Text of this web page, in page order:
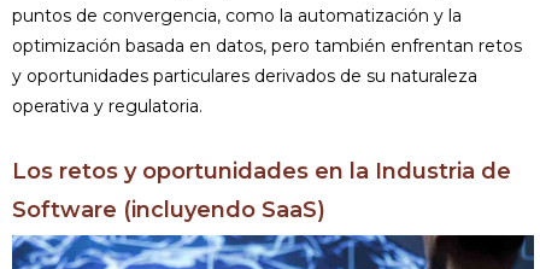
puntos de convergencia, como la automatización y la
optimización basada en datos, pero también enfrentan retos
y oportunidades particulares derivados de su naturaleza
operativa y regulatoria.
Los retos y oportunidades en la Industria de
Software (incluyendo SaaS)